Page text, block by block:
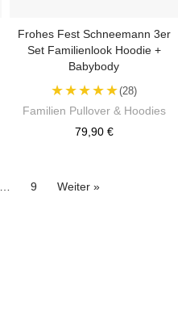
Frohes Fest Schneemann 3er
Set Familienlook Hoodie +
Babybody
★★★★★(28)
Familien Pullover & Hoodies
79,90 €
… 9 Weiter »